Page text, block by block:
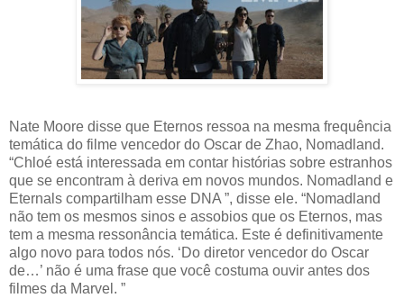
Nate Moore disse que Eternos ressoa na mesma frequência
temática do filme vencedor do Oscar de Zhao, Nomadland.
“Chloé está interessada em contar histórias sobre estranhos
que se encontram à deriva em novos mundos. Nomadland e
Eternals compartilham esse DNA ”, disse ele. “Nomadland
não tem os mesmos sinos e assobios que os Eternos, mas
tem a mesma ressonância temática. Este é definitivamente
algo novo para todos nós. ‘Do diretor vencedor do Oscar
de…’ não é uma frase que você costuma ouvir antes dos
filmes da Marvel. ”